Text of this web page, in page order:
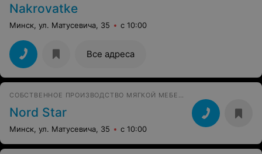
Nakrovatke
Минск, ул. Матусевича, 35 с 10:00
Все адреса
Nord Star
Минск, ул. Матусевича, 35 с 10:00